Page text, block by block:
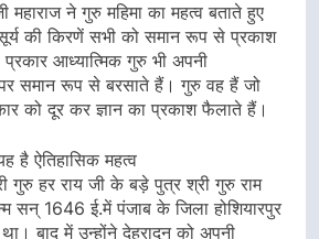
महाराज ने गुरु महिमा का महत्व बताते हुए
की किरणें सभी को समान रूप से प्रकाश
आध्यात्मिक गुरु भी अपनी
समान रूप से बरसाते हैं। गुरु वह हैं जो
को दूर कर ज्ञान का प्रकाश फैलाते हैं।
है ऐतिहासिक महत्व
गुरु हर राय जी के बड़े पुत्र श्री गुरु राम
सन् 1646 ई.में पंजाब के जिला होशियारपुर
बाद में उन्होंने देहरादून को अपनी